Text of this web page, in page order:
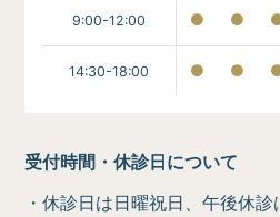
9:00-12:00
14:30-18:00
受付時間・休診日について
・休診日は日曜祝日、午後休